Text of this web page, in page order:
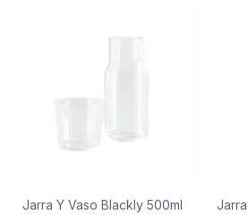
Jarra Y Vaso Blackly 500ml